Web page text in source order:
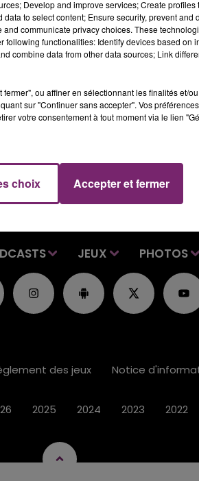
JEUX PHOTOS
des jeux Notice
2025 2024 2023 2022
Develop and improve services; Create
to select content; Ensure security, prevent and
communicate privacy choices. These
following functionalities: Identify devices based on
combine data from other data sources; Link
ou affiner en sélectionnant les finalités et/
sur "Continuer sans accepter". Vos
votre consentement à tout moment via le lien
choix Accepter et fermer